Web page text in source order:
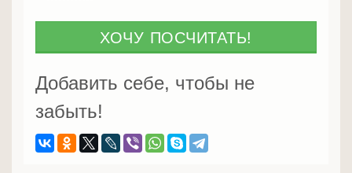
сосны
14
мм
ХОЧУ ПОСЧИТАТЬ!
Добавить себе, чтобы не
забыть!